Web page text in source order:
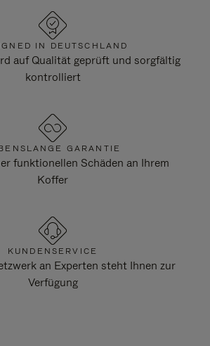
IN DEUTSCHLAND
auf Qualität geprüft und sorgfältig
kontrolliert
GARANTIE
funktionellen Schäden an Ihrem
Koffer
KUNDENSERVICE
an Experten steht Ihnen zur
Verfügung